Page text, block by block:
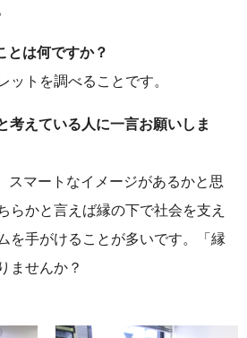
とは何ですか？
ットを調べることです。
考えている人に一言お願いしま
スマートなイメージがあるかと思
らかと言えば縁の下で社会を支え
を手がけることが多いです。「縁
ませんか？